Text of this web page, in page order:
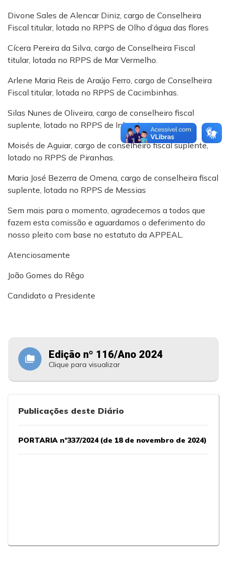
Divone Sales de Alencar Diniz, cargo de Conselheira
Fiscal titular, lotada no RPPS de Olho d’água das flores
Cícera Pereira da Silva, cargo de Conselheira Fiscal
titular, lotada no RPPS de Mar Vermelho.
Arlene Maria Reis de Araújo Ferro, cargo de Conselheira
Fiscal titular, lotada no RPPS de Cacimbinhas.
Silas Nunes de Oliveira, cargo de conselheiro fiscal
suplente, lotado no RPPS de Inhapi.
Moisés de Aguiar, cargo de conselheiro fiscal suplente,
lotado no RPPS de Piranhas.
Maria José Bezerra de Omena, cargo de conselheira fiscal
suplente, lotada no RPPS de Messias
Sem mais para o momento, agradecemos a todos que
fazem esta comissão e aguardamos o deferimento do
nosso pleito com base no estatuto da APPEAL.
Atenciosamente
João Gomes do Rêgo
Candidato a Presidente
folder_copy Edição nº 116/Ano 2024
Clique para visualizar
Publicações deste Diário
PORTARIA nº337/2024 (de 18 de novembro de 2024)